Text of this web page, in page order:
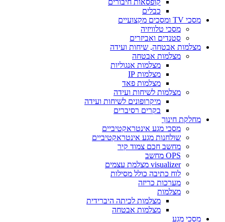
קופסאות חיבורים
כבלים
מסכי TV ומסכים מקצועיים
מסכי טלוויזיה
סטנדים ואביזרים
מצלמות אבטחה, שיחות ועידה
מצלמות אבטחה
מצלמות אנגוליות
מצלמות IP
מצלמות פאד
מצלמות לשיחות ועידה
מיקרופונים לשיחות ועידה
בקרים רסיברים
מחלקת חינוך
מסכי מגע אינטראקטיביים
שולחנות מגע אינטראקטיביים
מחשב חכם צמוד קיר
OPS מחשב
visualizer מצלמת עצמים
לוח כתיבה כולל מסילות
מערכות כריזה
מצלמות
מצלמות לכיתה היברידית
מצלמות אבטחה
מסכי מגע